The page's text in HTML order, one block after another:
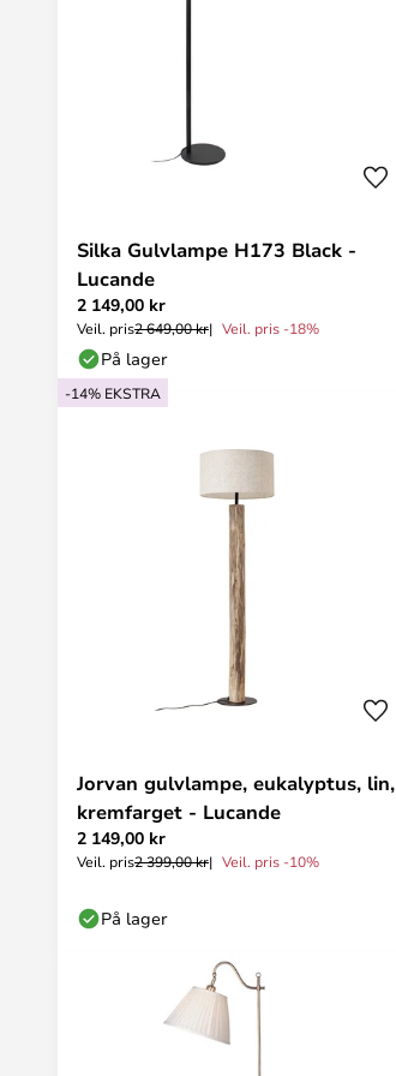
Silka Gulvlampe H173 Black -
Lucande
2 149,00 kr
Veil. pris2 649,00 kr Veil. pris -18%
På lager
-14% EKSTRA
Jorvan gulvlampe, eukalyptus, lin,
kremfarget - Lucande
2 149,00 kr
Veil. pris2 399,00 kr Veil. pris -10%
På lager